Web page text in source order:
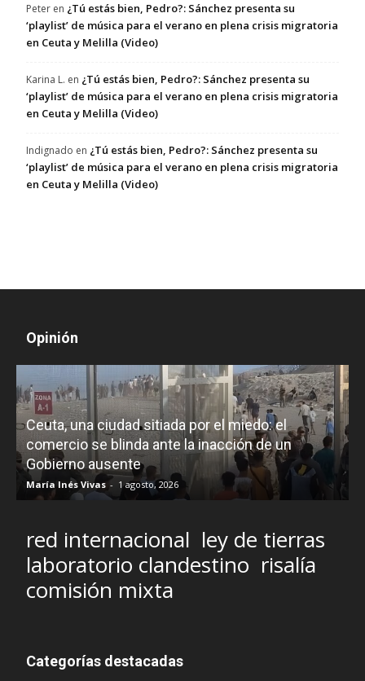
Peter en ¿Tú estás bien, Pedro?: Sánchez presenta su
‘playlist’ de música para el verano en plena crisis migratoria
en Ceuta y Melilla (Video)
Karina L. en ¿Tú estás bien, Pedro?: Sánchez presenta su
‘playlist’ de música para el verano en plena crisis migratoria
en Ceuta y Melilla (Video)
Indignado en ¿Tú estás bien, Pedro?: Sánchez presenta su
‘playlist’ de música para el verano en plena crisis migratoria
en Ceuta y Melilla (Video)
Opinión
La doble vara de Lula: entre la susceptibilidad
política y la falsedad histórica sobre Paraguay
Iñigo Almuena - 31 julio, 2026
red internacional ley de tierras
laboratorio clandestino risalía
comisión mixta
Categorías destacadas